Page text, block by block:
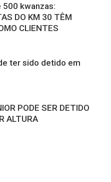
kwanzas:
DO KM 30 TÊM
CLIENTES
ter sido detido em
PODE SER DETIDO
ALTURA